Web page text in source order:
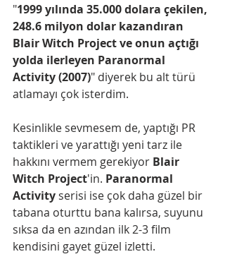
"1999 yılında 35.000 dolara çekilen,
248.6 milyon dolar kazandıran
Blair Witch Project ve onun açtığı
yolda ilerleyen Paranormal
Activity (2007)" diyerek bu alt türü
atlamayı çok isterdim.
Kesinlikle sevmesem de, yaptığı PR
taktikleri ve yarattığı yeni tarz ile
hakkını vermem gerekiyor Blair
Witch Project'in. Paranormal
Activity serisi ise çok daha güzel bir
tabana oturttu bana kalırsa, suyunu
sıksa da en azından ilk 2-3 film
kendisini gayet güzel izletti.